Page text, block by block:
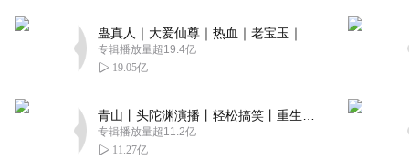
2022-06-01
廣府者
2023-03-30
专辑播放量超19.4亿
19.05亿
专辑播放量超11.2亿
11.27亿